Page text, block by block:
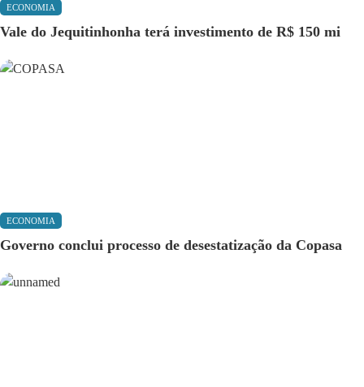
ECONOMIA
Vale do Jequitinhonha terá investimento de R$ 150 mi
ECONOMIA
Governo conclui processo de desestatização da Copasa